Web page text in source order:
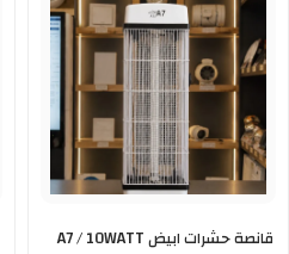
قانصة حشرات ابيض A7 / 10WATT